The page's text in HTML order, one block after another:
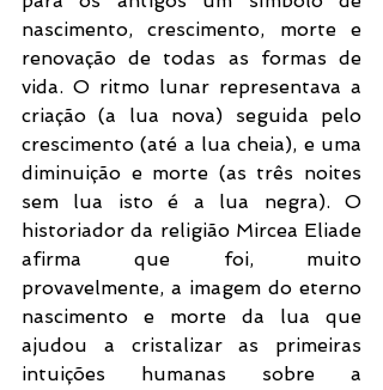
nascimento, crescimento, morte e
renovação de todas as formas de
vida. O ritmo lunar representava a
criação (a lua nova) seguida pelo
crescimento (até a lua cheia), e uma
diminuição e morte (as três noites
sem lua isto é a lua negra). O
historiador da religião Mircea Eliade
afirma que foi, muito
provavelmente, a imagem do eterno
nascimento e morte da lua que
ajudou a cristalizar as primeiras
intuições humanas sobre a